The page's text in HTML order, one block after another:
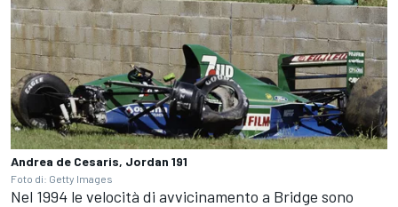
Andrea de Cesaris, Jordan 191
Foto di: Getty Images
Nel 1994 le velocità di avvicinamento a Bridge sono